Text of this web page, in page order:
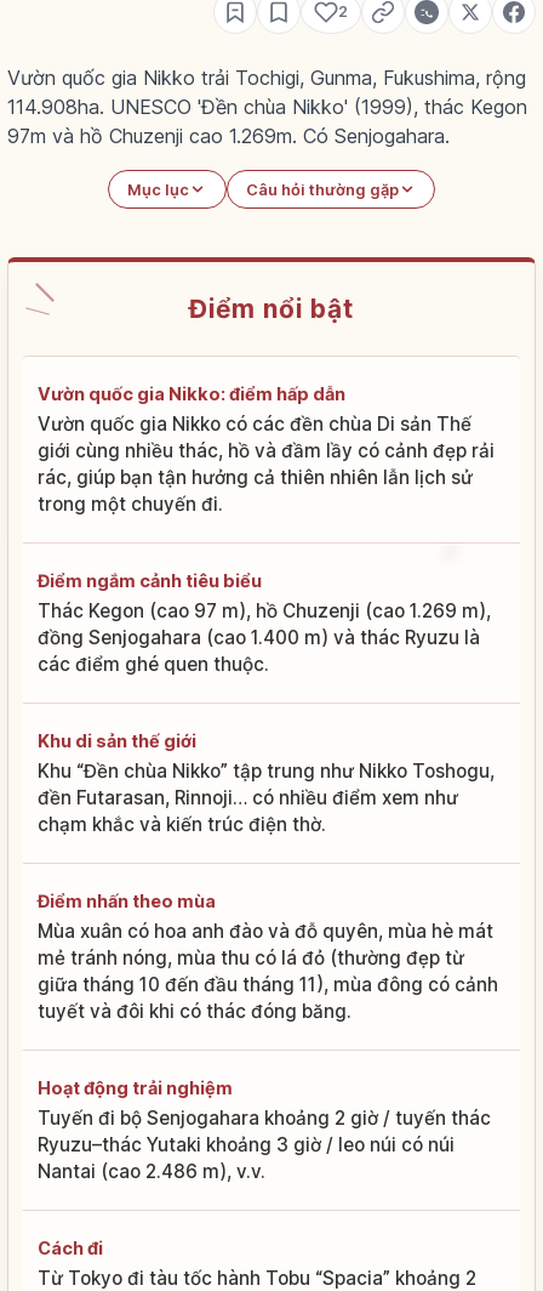
2
Vườn quốc gia Nikko trải Tochigi, Gunma, Fukushima, rộng
114.908ha. UNESCO 'Đền chùa Nikko' (1999), thác Kegon
97m và hồ Chuzenji cao 1.269m. Có Senjogahara.
Mục lục Câu hỏi thường gặp
Điểm nổi bật
Vườn quốc gia Nikko: điểm hấp dẫn
Vườn quốc gia Nikko có các đền chùa Di sản Thế
giới cùng nhiều thác, hồ và đầm lầy có cảnh đẹp rải
rác, giúp bạn tận hưởng cả thiên nhiên lẫn lịch sử
trong một chuyến đi.
Điểm ngắm cảnh tiêu biểu
Thác Kegon (cao 97 m), hồ Chuzenji (cao 1.269 m),
đồng Senjogahara (cao 1.400 m) và thác Ryuzu là
các điểm ghé quen thuộc.
Khu di sản thế giới
Khu “Đền chùa Nikko” tập trung như Nikko Toshogu,
đền Futarasan, Rinnoji… có nhiều điểm xem như
chạm khắc và kiến trúc điện thờ.
Điểm nhấn theo mùa
Mùa xuân có hoa anh đào và đỗ quyên, mùa hè mát
mẻ tránh nóng, mùa thu có lá đỏ (thường đẹp từ
giữa tháng 10 đến đầu tháng 11), mùa đông có cảnh
tuyết và đôi khi có thác đóng băng.
Hoạt động trải nghiệm
Tuyến đi bộ Senjogahara khoảng 2 giờ / tuyến thác
Ryuzu–thác Yutaki khoảng 3 giờ / leo núi có núi
Nantai (cao 2.486 m), v.v.
Cách đi
Từ Tokyo đi tàu tốc hành Tobu “Spacia” khoảng 2